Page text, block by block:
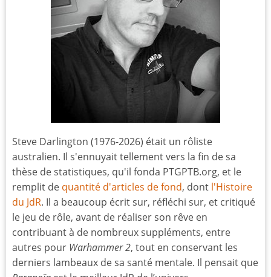
Steve Darlington (1976-2026) était un rôliste
australien. Il s'ennuyait tellement vers la fin de sa
thèse de statistiques, qu'il fonda PTGPTB.org, et le
remplit de quantité d'articles de fond, dont l'Histoire
du JdR. Il a beaucoup écrit sur, réfléchi sur, et critiqué
le jeu de rôle, avant de réaliser son rêve en
contribuant à de nombreux suppléments, entre
autres pour Warhammer 2, tout en conservant les
derniers lambeaux de sa santé mentale. Il pensait que